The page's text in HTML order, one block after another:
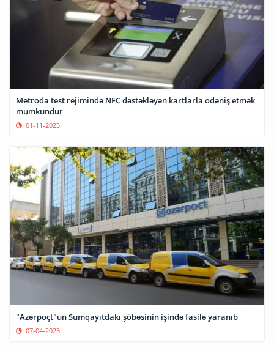
Metroda test rejimində NFC dəstəkləyən kartlarla ödəniş etmək
mümkündür
01-11-2025
"Azərpoçt"un Sumqayıtdakı şöbəsinin işində fasilə yaranıb
07-04-2023